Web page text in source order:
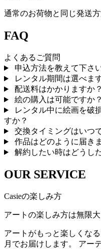
通常のお荷物と同じ発送
FAQ
よくあるご質問
申込方法を教えて下さい
レンタル期間は選べま
配送料はかかりますか？
絵の購入は可能ですか？
レンタル中に絵画を破
すか？
交換タイミングはいつ
作品はどのように届き
解約したい時はどうし
OUR SERVICE
Casieの楽しみ方
アートの楽しみ方は無限大
アートがもっと楽しくな
月でお届けします。 アー